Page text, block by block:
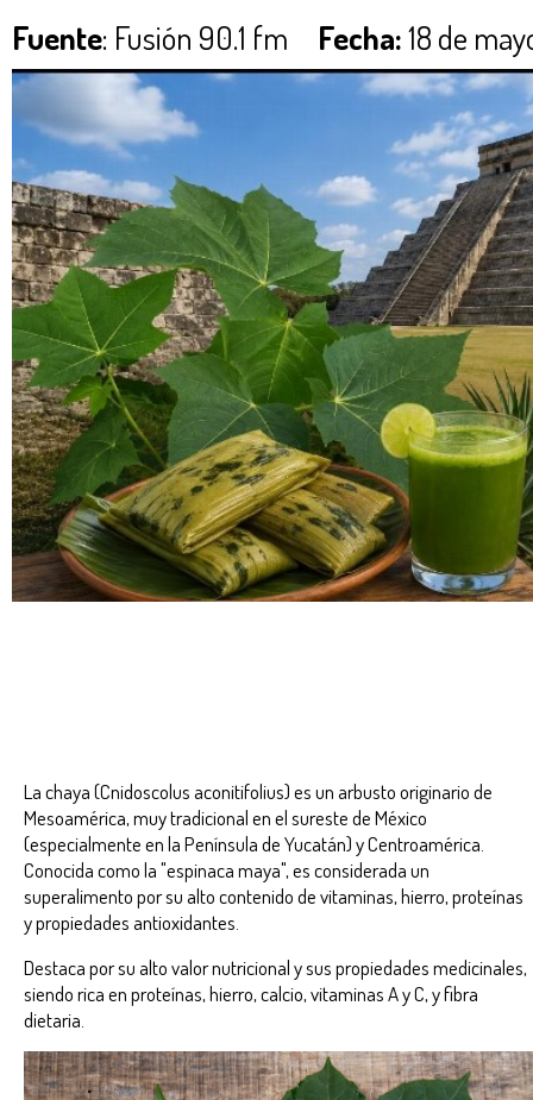
Fuente: Fusión 90.1 fm Fecha:18 de
La chaya (Cnidoscolus aconitifolius) es un arbusto originario de
Mesoamérica, muy tradicional en el sureste de México
(especialmente en la Península de Yucatán) y Centroamérica.
Conocida como la "espinaca maya", es considerada un
superalimento por su alto contenido de vitaminas, hierro, proteínas
y propiedades antioxidantes.
Destaca por su alto valor nutricional y sus propiedades medicinales,
siendo rica en proteínas, hierro, calcio, vitaminas A y C, y fibra
dietaria.